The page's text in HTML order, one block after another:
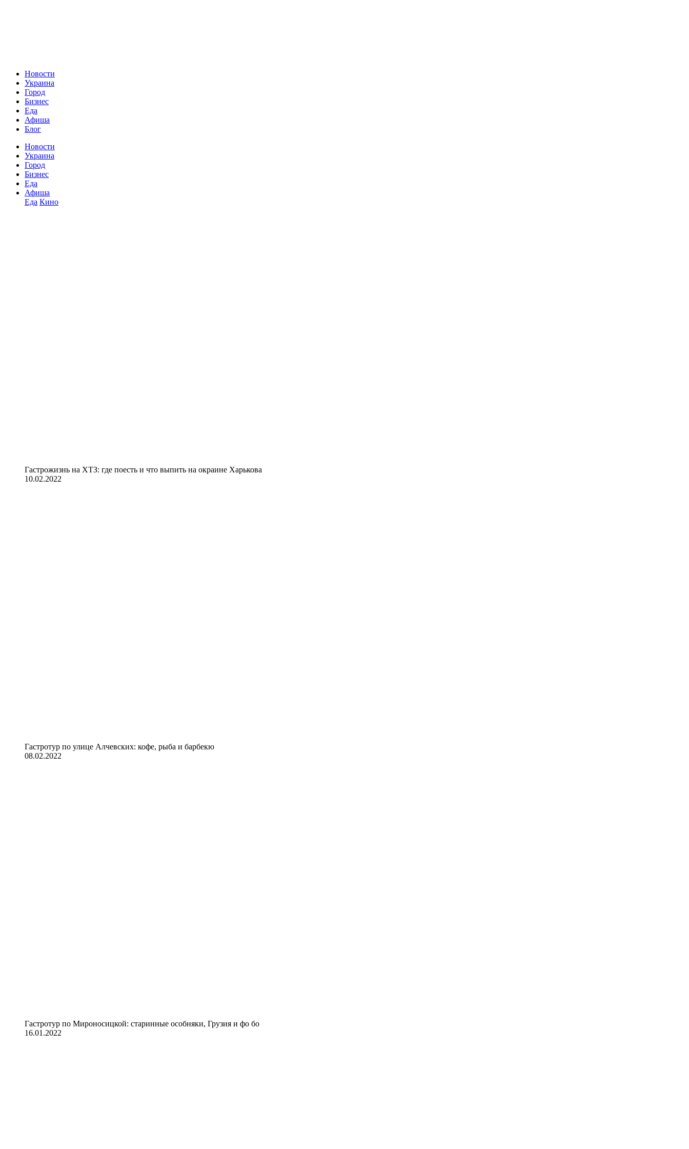
Новости
Украина
Город
Бизнес
Еда
Афиша
Блог
Новости
Украина
Город
Бизнес
Еда
Афиша
Еда Кино
Гастрожизнь на ХТЗ: где поесть и что выпить на окраине Харькова
10.02.2022
Гастротур по улице Алчевских: кофе, рыба и барбекю
08.02.2022
Гастротур по Мироносицкой: старинные особняки, Грузия и фо бо
16.01.2022